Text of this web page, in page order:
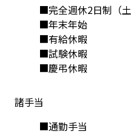
■完全週休2日制（
■年末年始
■有給休暇
■試験休暇
■慶弔休暇
諸手当
■通勤手当